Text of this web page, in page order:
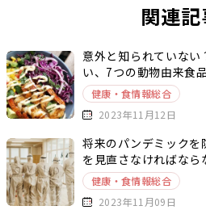
関連
意外と知られていな
い、7つの動物由来食
健康・食情報総合
2023年11月12日
将来のパンデミック
を見直さなければなら
健康・食情報総合
2023年11月09日